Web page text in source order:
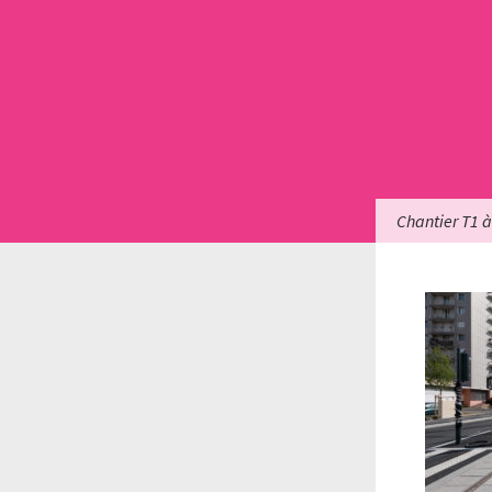
Chantier T1